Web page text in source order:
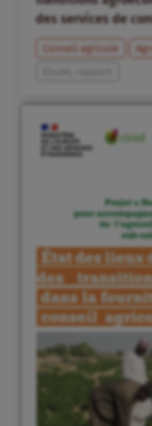
des services de
Conseil agricole